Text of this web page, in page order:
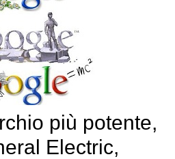
più potente,
Electric,